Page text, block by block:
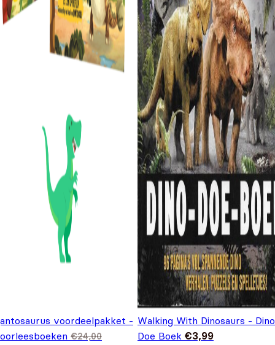
voordeelpakket -
€24,00
Walking With Dinosaurs - Dino
Doe Boek €3,99